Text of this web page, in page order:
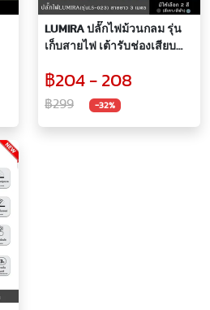
LUMIRA ปลั๊กไฟม้วนกลม รุ่น
เก็บสายไฟ เต้ารับช่องเสียบ
พร้อมที่แขวนติดผนัง สายไฟ
ยาว 3 เมตร
฿204 - 208
฿299 -32%